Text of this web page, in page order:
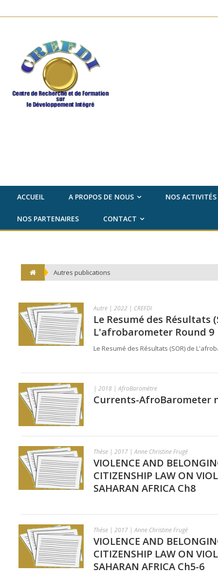
ACCUEIL A PROPOS DE NOUS NOS ACTIVITÉS
NOS PARTENAIRES CONTACT
Autres publications
Autre | 2022 | CREFDI
Le Resumé des Résultats
L'afrobarometer Round 9
Le Resumé des Résultats (SOR) de
| 2018 | AfroBaromètre
Currents-AfroBarometer
Thèse | 2017 | Anne Christine Frugé
VIOLENCE AND
CITIZENSHIP LAW ON
SAHARAN AFRICA Ch8
Thèse | 2017 | Anne Christine Frugé
VIOLENCE AND
CITIZENSHIP LAW ON
SAHARAN AFRICA Ch5-6